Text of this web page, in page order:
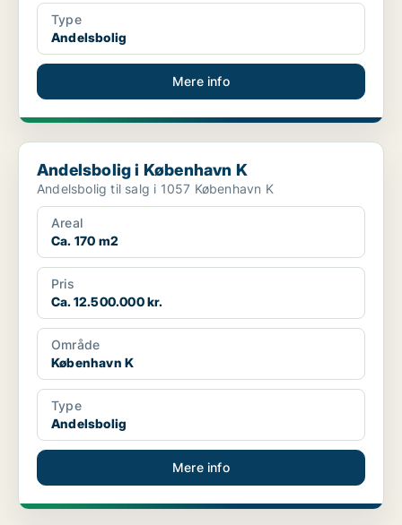
Type
Andelsbolig
Mere info
Andelsbolig i København K
Andelsbolig i København K
Andelsbolig til salg i 1057 København K
Areal
Ca. 170 m2
Pris
Ca. 12.500.000 kr.
Område
København K
Type
Andelsbolig
Mere info